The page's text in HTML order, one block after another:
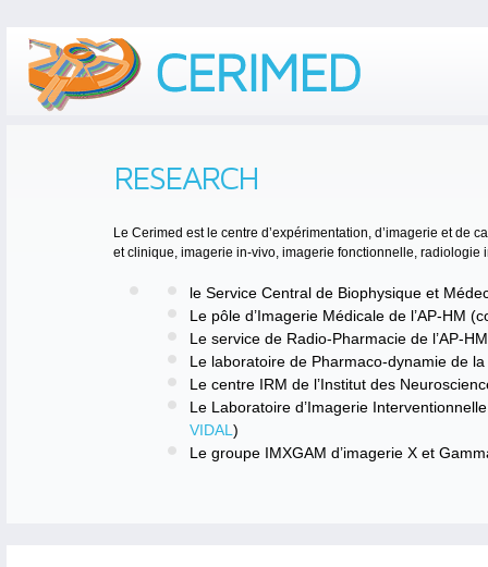
RESEARCH
Le Cerimed est le centre d’expérimentation, d’imagerie et
et clinique, imagerie in-vivo, imagerie fonctionnelle, radiologie
le Service Central de Biophysique et
Le pôle d’Imagerie Médicale de l’AP-HM
Le service de Radio-Pharmacie de l’AP-
Le laboratoire de Pharmaco-dynamie de
Le centre IRM de l’Institut des
Le Laboratoire d’Imagerie
VIDAL )
Le groupe IMXGAM d’imagerie X et